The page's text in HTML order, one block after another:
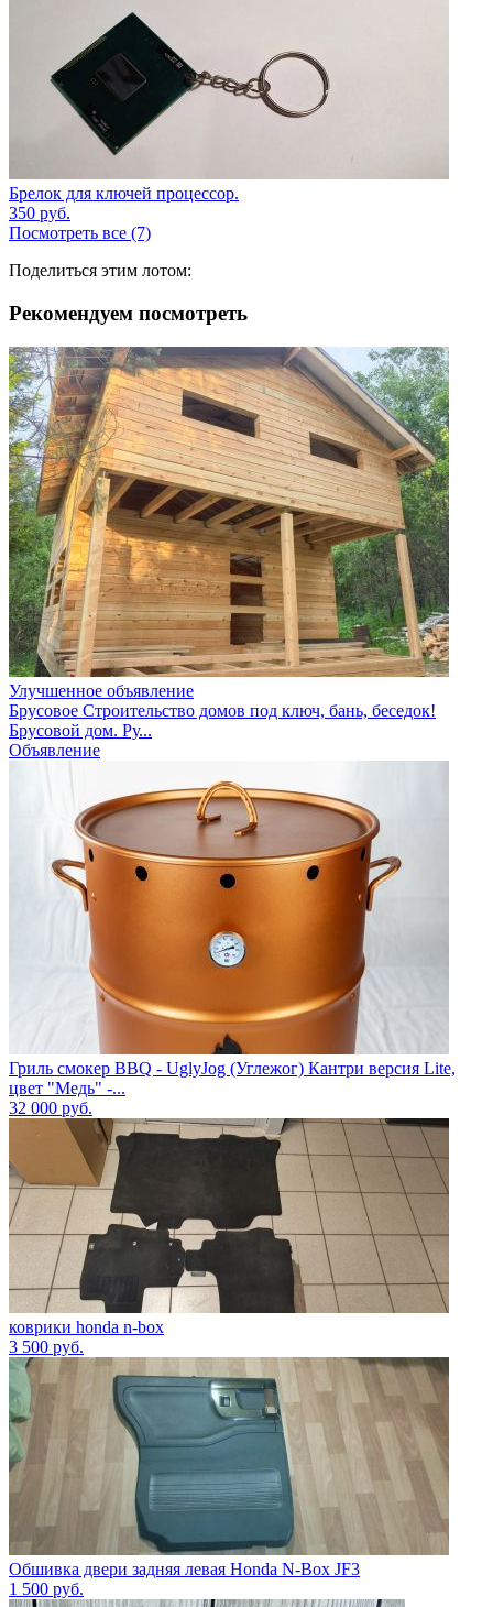
Брелок для ключей процессор.
350 руб.
Посмотреть все (7)
Поделиться этим лотом:
Рекомендуем посмотреть
Улучшенное объявление
Брусовое Строительство домов под ключ, бань, беседок!
Брусовой дом. Ру...
Объявление
Гриль смокер BBQ - UglyJog (Углежог) Кантри версия Lite,
цвет "Медь" -...
32 000 руб.
коврики honda n-box
3 500 руб.
Обшивка двери задняя левая Honda N-Box JF3
1 500 руб.